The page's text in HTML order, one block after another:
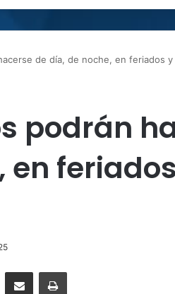
de día, de noche, en feriados
podrán
en
Compartir por correo electrónicoImprimir